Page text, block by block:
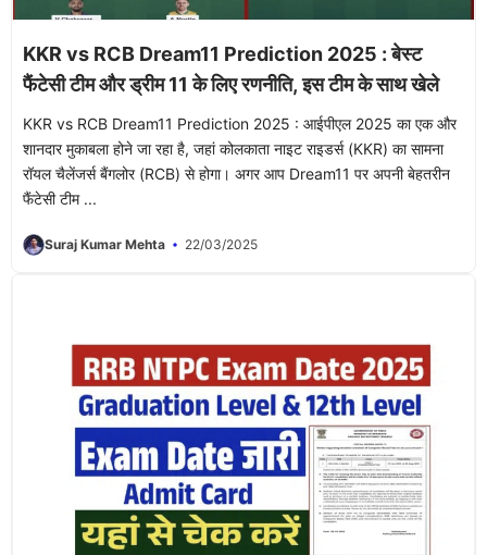
KKR vs RCB Dream11 Prediction 2025 : बेस्ट
फैंटेसी टीम और ड्रीम 11 के लिए रणनीति, इस टीम के साथ खेले
KKR vs RCB Dream11 Prediction 2025 : आईपीएल 2025 का एक और
शानदार मुकाबला होने जा रहा है, जहां कोलकाता नाइट राइडर्स (KKR) का सामना
रॉयल चैलेंजर्स बैंगलोर (RCB) से होगा। अगर आप Dream11 पर अपनी बेहतरीन
फैंटेसी टीम ...
Suraj Kumar Mehta 22/03/2025